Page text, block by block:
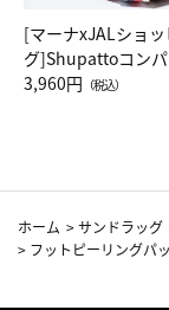
[マーナxJALショッ
グ]Shupattoコン
Drop JAL客室乗務
3,960円 （税込）
ホーム >サンドラッグ
> フットピーリングパ